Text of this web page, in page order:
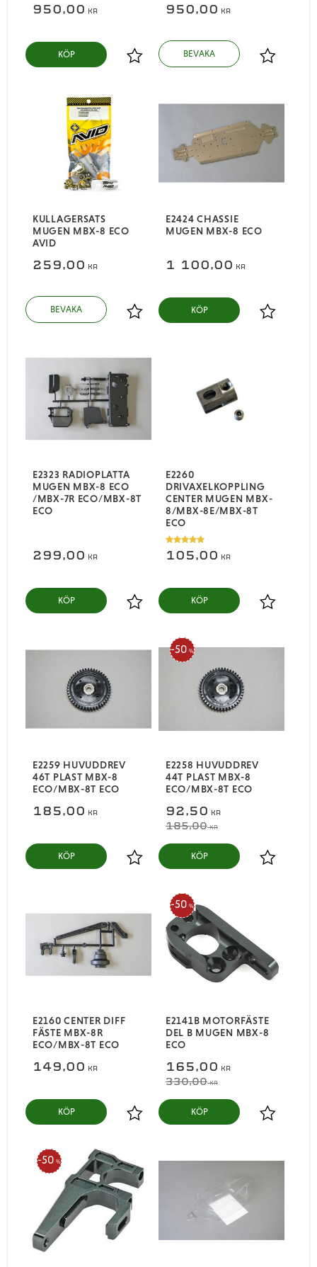
950,00 KR
Lägg till i favoriter
KÖP
950,00 KR
Lägg till i
KULLAGERSATS
MUGEN MBX-8 ECO
AVID
259,00 KR
Lägg till i favoriter
E2424 CHASSIE
MUGEN MBX-8 ECO
1 100,00 KR
Lägg till i
KÖP
E2323 RADIOPLATTA
MUGEN MBX-8 ECO
/MBX-7R ECO/MBX-8T
ECO
299,00 KR
Lägg till i favoriter
KÖP
E2260
DRIVAXELKOPPLING
CENTER MUGEN MBX-
8/MBX-8E/MBX-8T
ECO
105,00 KR
Lägg till i
KÖP
E2259 HUVUDDREV
46T PLAST MBX-8
ECO/MBX-8T ECO
185,00 KR
Lägg till i favoriter
KÖP
E2258 HUVUDDREV
44T PLAST MBX-8
ECO/MBX-8T ECO
92,50 KR
185,00KR
50 %
Lägg till i
KÖP
E2160 CENTER DIFF
FÄSTE MBX-8R
ECO/MBX-8T ECO
149,00 KR
Lägg till i favoriter
KÖP
E2141B MOTORFÄSTE
DEL B MUGEN MBX-8
ECO
165,00 KR
330,00KR
50 %
Lägg till i
KÖP
50 %